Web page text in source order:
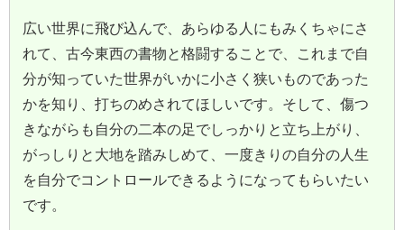
広い世界に飛び込んで、あらゆる人にもみくちゃにさ
れて、古今東西の書物と格闘することで、これまで自
分が知っていた世界がいかに小さく狭いものであった
かを知り、打ちのめされてほしいです。そして、傷つ
きながらも自分の二本の足でしっかりと立ち上がり、
がっしりと大地を踏みしめて、一度きりの自分の人生
を自分でコントロールできるようになってもらいたい
です。